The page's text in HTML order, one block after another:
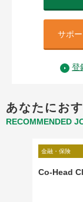
サポ
登
あなたにお
RECOMMENDED
金融・保険
Co-Head